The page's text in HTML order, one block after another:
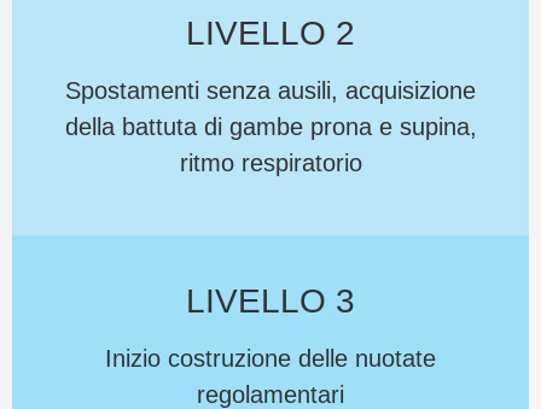
LIVELLO 2
Spostamenti senza ausili, acquisizione
della battuta di gambe prona e supina,
ritmo respiratorio
LIVELLO 3
Inizio costruzione delle nuotate
regolamentari